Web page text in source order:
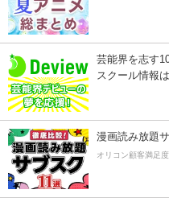
芸能界を志す
スクール情報
漫画読み放題
オリコン顧客満足